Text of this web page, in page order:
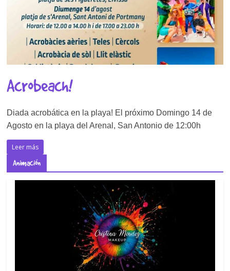
Acrobeach!
Diada acrobática en la playa! El próximo Domingo 14 de
Agosto en la playa del Arenal, San Antonio de 12:00h
Leer más
Animación